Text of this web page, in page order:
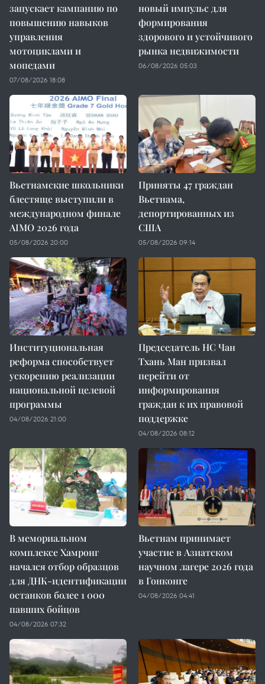
запускает кампанию по
повышению навыков
управления
мотоциклами и
мопедами
07/08/2026 18:08
новый импульс для
формирования
здорового и устойчивого
рынка недвижимости
06/08/2026 05:03
Вьетнамские школьники
блестяще выступили в
международном финале
AIMO 2026 года
05/08/2026 20:00
Приняты 47 граждан
Вьетнама,
депортированных из
США
05/08/2026 09:14
Институциональная
реформа способствует
ускорению реализации
национальной целевой
программы
04/08/2026 21:00
Председатель НС Чан
Тхань Ман призвал
перейти от
информирования
граждан к их правовой
поддержке
04/08/2026 08:12
В мемориальном
комплексе Хамронг
начался отбор образцов
для ДНК-идентификации
останков более 1 000
павших бойцов
04/08/2026 07:32
Вьетнам принимает
участие в Азиатском
научном лагере 2026 года
в Гонконге
04/08/2026 04:41